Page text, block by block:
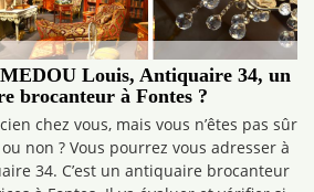
Louis, Antiquaire 34, un
brocanteur à Fontes ?
chez vous, mais vous n’êtes pas sûr
non ? Vous pourrez vous adresser à
34. C’est un antiquaire brocanteur